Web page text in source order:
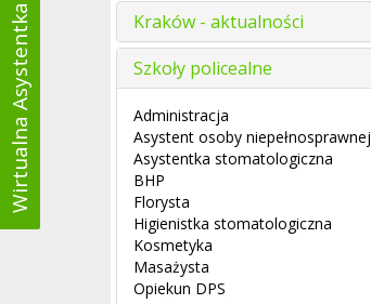
Kraków - aktualności
Szkoły policealne
Administracja
Asystent osoby niepełnosprawnej
Asystentka stomatologiczna
BHP
Florysta
Higienistka stomatologiczna
Kosmetyka
Masażysta
Opiekun DPS
Wirtualna Asystentka